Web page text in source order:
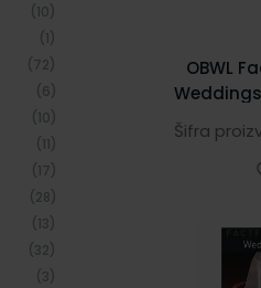
(10)
(8)
(2)
(1)
(1)
(72)
(6)
(10)
(11)
(17)
(28)
(13)
(1)
(4)
(32)
(3)
(3)
OBWL
Šifra